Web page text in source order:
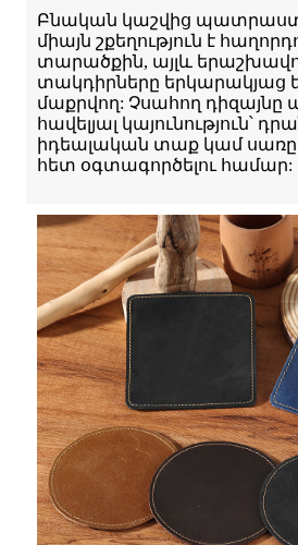
Բնական կաշվից
միայն շքեղություն է
տարածքին, այլև
տակդիրները երկարակյաց
մաքրվող: Չսահող դիզայնը
հավելյալ կայունություն՝
իդեալական տաք կամ սառը
հետ օգտագործելու համար: